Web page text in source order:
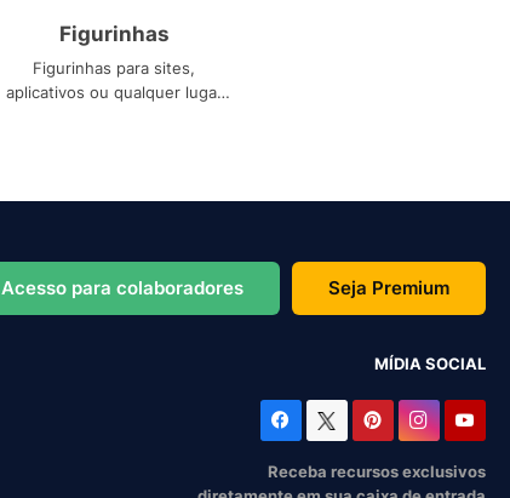
Figurinhas
Figurinhas para sites,
aplicativos ou qualquer lugar
Acesso para colaboradores Seja Premium
MÍDIA SOCIAL
Receba recursos exclusivos